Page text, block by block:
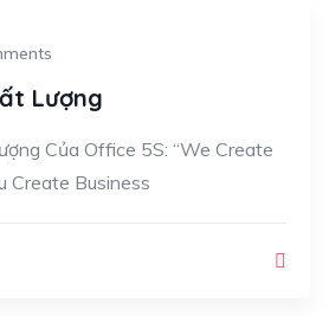
Lượng
Của Office 5S: “We Create
Create Business